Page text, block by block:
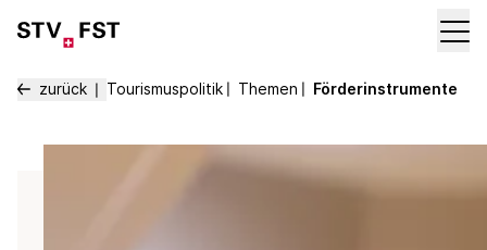
zurück 〡 Tourismuspolitik〡 Themen〡 Förderinstrumente